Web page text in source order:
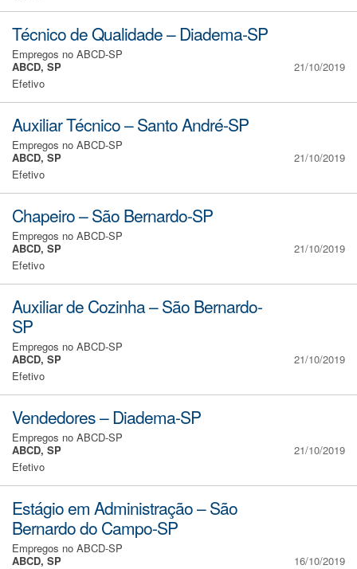
Técnico de Qualidade – Diadema-SP
Empregos no ABCD-SP
ABCD, SP
Efetivo
21/10/2019
Auxiliar Técnico – Santo André-SP
Empregos no ABCD-SP
ABCD, SP
Efetivo
21/10/2019
Chapeiro – São Bernardo-SP
Empregos no ABCD-SP
ABCD, SP
Efetivo
21/10/2019
Auxiliar de Cozinha – São Bernardo-
SP
Empregos no ABCD-SP
ABCD, SP
Efetivo
21/10/2019
Vendedores – Diadema-SP
Empregos no ABCD-SP
ABCD, SP
Efetivo
21/10/2019
Estágio em Administração – São
Bernardo do Campo-SP
Empregos no ABCD-SP
ABCD, SP
16/10/2019